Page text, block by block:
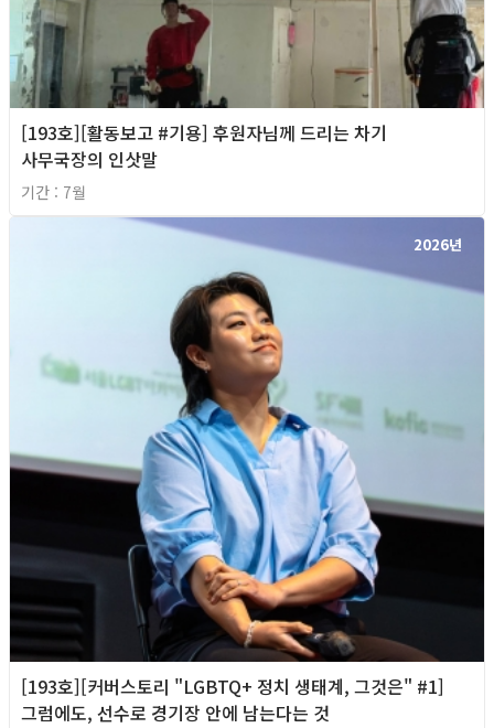
[193호][활동보고 #기용] 후원자님께 드리는 차기
사무국장의 인삿말
기간 : 7월
2026년
[193호][커버스토리 "LGBTQ+ 정치 생태계, 그것은" #1]
그럼에도, 선수로 경기장 안에 남는다는 것